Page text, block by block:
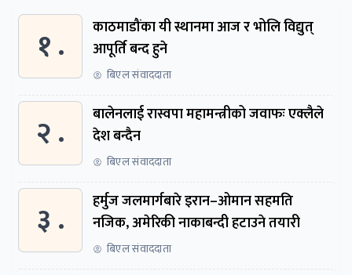
१ .
काठमाडौंका यी स्थानमा आज र भोलि विद्युत्
आपूर्ति बन्द हुने
बिएल संवाददाता
२ .
बालेनलाई रास्वपा महामन्त्रीको जवाफः एक्लैले
देश बन्दैन
बिएल संवाददाता
३ .
हर्मुज जलमार्गबारे इरान–ओमान सहमति
नजिक, अमेरिकी नाकाबन्दी हटाउने तयारी
बिएल संवाददाता